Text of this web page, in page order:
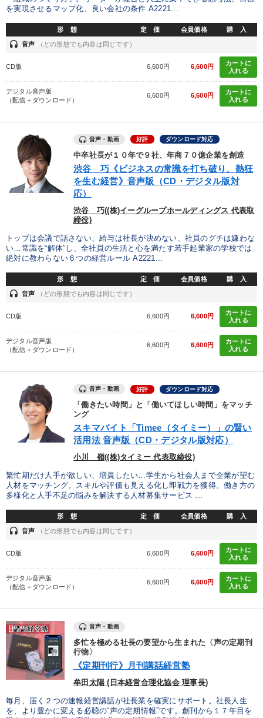
を実現させるマップ化、良い会社の条件 A2221...
形 態 定 価 会員価格 購 入
headset 音声 （どの形態でも内容は同じです）
CD版 6,600円 6,600円
カートに
入れる
デジタル音声版
（配信＋ダウンロード）
6,600円 6,600円
カートに
入れる
音声・動画 好評 ダウンロード対応
中卒社長が１０年で９社、年商７０億企業を創造
渋谷 巧《ビジネスの常識を打ち破り、熱狂
を生む経営》音声版（CD・デジタル版対
応）
渋谷 巧((株)イーグループホールディングス 代表取
締役)
トップは会議で話さない、給与は社長が決めない、社員のグチは嫌わな
い…常識を“解体”し、全社員の生活と心を満たす若手起業家の学校では
絶対に教わらない６つの経営ルール A2221...
形 態 定 価 会員価格 購 入
headset 音声 （どの形態でも内容は同じです）
CD版 6,600円 6,600円
カートに
入れる
デジタル音声版
（配信＋ダウンロード）
6,600円 6,600円
カートに
入れる
音声・動画 好評 ダウンロード対応
「働きたい時間」と「働いてほしい時間」をマッチ
ング
スキマバイト「Timee（タイミー）」の賢い
活用法 音声版（CD・デジタル版対応）
小川 嶺((株)タイミー 代表取締役)
繁忙期だけ人手が欲しい、増員したい…学生から社会人まで企業が望む
人材をマッチング。スキルや評価も見える化し即戦力を獲得。働き方の
多様化と人手不足の悩みを解決する人材募集サービス ...
形 態 定 価 会員価格 購 入
headset 音声 （どの形態でも内容は同じです）
CD版 6,600円 6,600円
カートに
入れる
デジタル音声版
（配信＋ダウンロード）
6,600円 6,600円
カートに
入れる
音声・動画
多忙を極める社長の要望から生まれた〈声の定期刊
行物〉
《定期刊行》月刊講話経営塾
牟田太陽 (日本経営合理化協会 理事長)
毎月、届く２つの速報経営講話が社長業を確実にサポート。社長人生
を、より豊かに変える必聴の“声の定期情報”です。創刊から１７年目を